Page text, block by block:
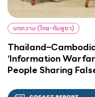
บทความ (ไทย-กัมพูชา)
‘Information
People Sharing